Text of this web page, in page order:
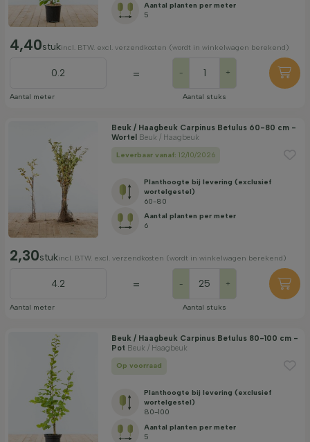
Bladkleur
Prijs
Winterhardheid
Bladhoudend
Geurend
Vruchtdragend
Groeisnelheid (cm per jaar)
Grondsoort
Aantal planten per meter
5
4,40stukincl. BTW. excl. verzendkosten (wordt in winkelwagen berekend)
Aantal meter
= - +
Aantal stuks
Beuk / Haagbeuk Carpinus Betulus 60-80 cm -
Wortel Beuk / Haagbeuk
Leverbaar vanaf: 12/10/2026
Planthoogte bij levering (exclusief
wortelgestel)
60-80
Aantal planten per meter
6
2,30stukincl. BTW. excl. verzendkosten (wordt in winkelwagen berekend)
Aantal meter
= - +
Aantal stuks
Beuk / Haagbeuk Carpinus Betulus 80-100 cm -
Pot Beuk / Haagbeuk
Op voorraad
Planthoogte bij levering (exclusief
wortelgestel)
80-100
Aantal planten per meter
5